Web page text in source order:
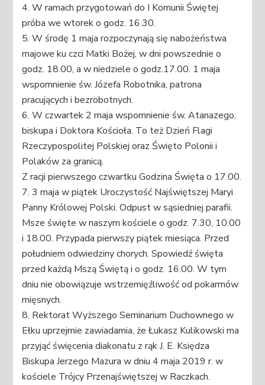
4. W ramach przygotowań do I Komunii Świętej
próba we wtorek o godz. 16.30.
5. W środę 1 maja rozpoczynają się nabożeństwa
majowe ku czci Matki Bożej, w dni powszednie o
godz. 18.00, a w niedziele o godz.17.00. 1 maja
wspomnienie św. Józefa Robotnika, patrona
pracujących i bezrobotnych.
6. W czwartek 2 maja wspomnienie św. Atanazego,
biskupa i Doktora Kościoła. To też Dzień Flagi
Rzeczypospolitej Polskiej oraz Święto Polonii i
Polaków za granicą.
Z racji pierwszego czwartku Godzina Święta o 17.00.
7. 3 maja w piątek Uroczystość Najświętszej Maryi
Panny Królowej Polski. Odpust w sąsiedniej parafii.
Msze święte w naszym kościele o godz. 7.30, 10.00
i 18.00. Przypada pierwszy piątek miesiąca. Przed
południem odwiedziny chorych. Spowiedź święta
przed każdą Mszą Świętą i o godz. 16.00. W tym
dniu nie obowiązuje wstrzemięźliwość od pokarmów
mięsnych.
8. Rektorat Wyższego Seminarium Duchownego w
Ełku uprzejmie zawiadamia, że Łukasz Kulikowski ma
przyjąć święcenia diakonatu z rąk J. E. Księdza
Biskupa Jerzego Mazura w dniu 4 maja 2019 r. w
kościele Trójcy Przenajświętszej w Raczkach.